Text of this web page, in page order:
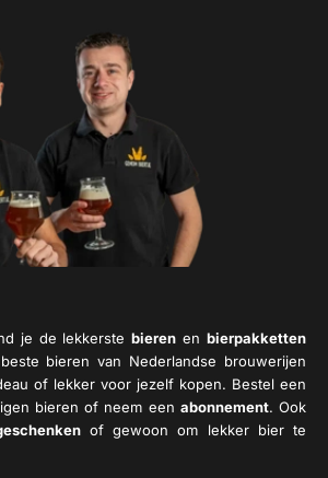
je de lekkerstebieren en bierpakketten
bieren van Nederlandse brouwerijen
of lekker voor jezelf kopen. Bestel een
bieren of neem een abonnement. Ook
of gewoon om lekker bier te